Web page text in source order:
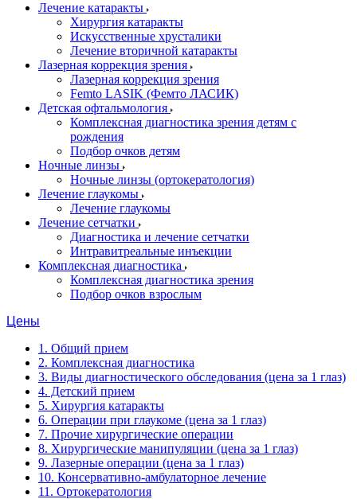
Лечение катаракты
Хирургия катаракты
Искусственные хрусталики
Лечение вторичной катаракты
Лазерная коррекция зрения
Лазерная коррекция зрения
Femto LASIK (Фемто ЛАСИК)
Детская офтальмология
Комплексная диагностика зрения детям c
рождения
Подбор очков детям
Ночные линзы
Ночные линзы (ортокератология)
Лечение глаукомы
Лечение глаукомы
Лечение сетчатки
Диагностика и лечение сетчатки
Интравитреальные инъекции
Комплексная диагностика
Комплексная диагностика зрения
Подбор очков взрослым
Цены
1. Общий прием
2. Комплексная диагностика
3. Виды диагностического обследования (цена за 1 глаз)
4. Детский прием
5. Хирургия катаракты
6. Операции при глаукоме (цена за 1 глаз)
7. Прочие хирургические операции
8. Хирургические манипуляции (цена за 1 глаз)
9. Лазерные операции (цена за 1 глаз)
10. Консервативно-амбулаторное лечение
11. Ортокератология